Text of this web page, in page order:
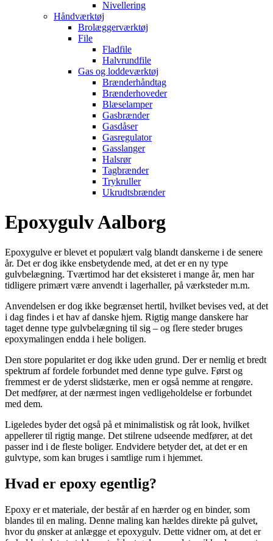
Nivellering
Håndværktøj
Brolæggerværktøj
File
Fladfile
Halvrundfile
Gas og loddeværktøj
Brænderhåndtag
Brænderhoveder
Blæselamper
Gasbrænder
Gasdåser
Gasregulator
Gasslanger
Halsrør
Tagbrænder
Trykruller
Ukrudtsbrænder
Epoxygulv Aalborg
Epoxygulve er blevet et populært valg blandt danskerne i de senere
år. Det er dog ikke ensbetydende med, at det er en ny type
gulvbelægning. Tværtimod har det eksisteret i mange år, men har
tidligere primært være anvendt i lagerhaller, på værksteder m.m.
Anvendelsen er dog ikke begrænset hertil, hvilket bevises ved, at det
i dag findes i et hav af danske hjem. Rigtig mange danskere har
taget denne type gulvbelægning til sig – og flere steder bruges
epoxymalingen endda i hele boligen.
Den store popularitet er dog ikke uden grund. Der er nemlig et bredt
spektrum af fordele forbundet med denne type gulve. Først og
fremmest er de yderst slidstærke, men er også nemme at rengøre.
Det medfører, at der nærmest ingen vedligeholdelse er forbundet
med dem.
Ligeledes byder det også på et minimalistisk og råt look, hvilket
appellerer til rigtig mange. Det stilrene udseende medfører, at det
passer ind i de fleste boliger. Endvidere betyder det, at det er en
gulvtype, som kan bruges i samtlige rum i hjemmet.
Hvad er epoxy egentlig?
Epoxy er et materiale, der består af en hærder og en binder, som
blandes til en maling. Denne maling kan hældes direkte på gulvet,
hvor du ønsker at anlægge et epoxygulv. Dette vidner om, at det er